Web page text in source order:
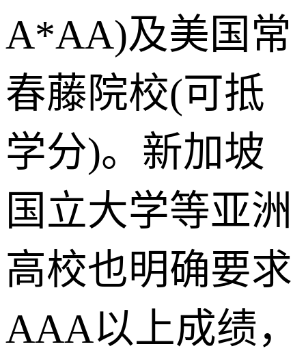
A*AA)及美国常
春藤院校(可抵
学分)。新加坡
国立大学等亚洲
高校也明确要求
AAA以上成绩，